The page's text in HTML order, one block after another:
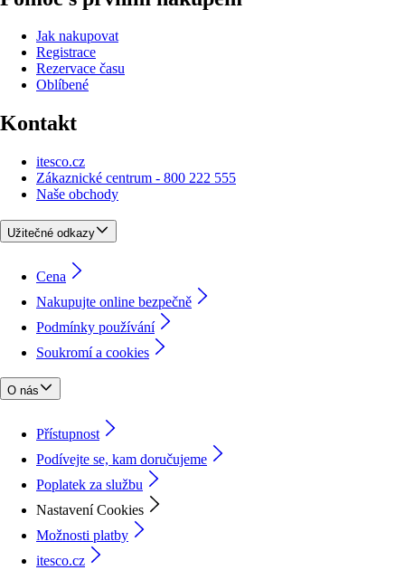
Jak nakupovat
Registrace
Rezervace času
Oblíbené
Kontakt
itesco.cz
Zákaznické centrum - 800 222 555
Naše obchody
Užitečné odkazy
Cena
Nakupujte online bezpečně
Podmínky používání
Soukromí a cookies
O nás
Přístupnost
Podívejte se, kam doručujeme
Poplatek za službu
Nastavení Cookies
Možnosti platby
itesco.cz